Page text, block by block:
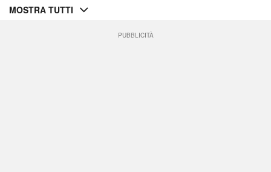
MOSTRA TUTTI
PUBBLICITÀ